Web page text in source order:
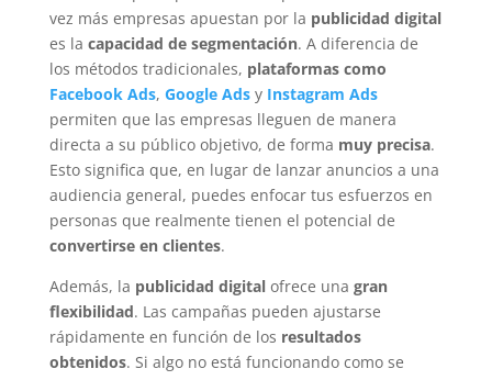
vez más empresas apuestan por la publicidad digital
es la capacidad de segmentación. A diferencia de
los métodos tradicionales, plataformas como
Facebook Ads, Google Adsy Instagram Ads
permiten que las empresas lleguen de manera
directa a su público objetivo, de forma muy precisa.
Esto significa que, en lugar de lanzar anuncios a una
audiencia general, puedes enfocar tus esfuerzos en
personas que realmente tienen el potencial de
convertirse en clientes.
Además, la publicidad digitalofrece una gran
flexibilidad. Las campañas pueden ajustarse
rápidamente en función de los resultados
obtenidos. Si algo no está funcionando como se